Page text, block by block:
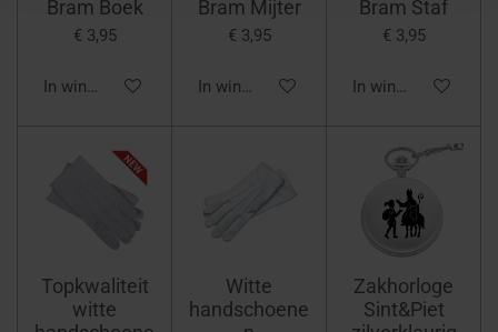
Bram Boek
€ 3,95
In winkelwagen
Bram Mijter
€ 3,95
In winkelwagen
Bram Staf
€ 3,95
In winkelwagen
Topkwaliteit
witte
Witte
handschoene
Zakhorloge
Sint&Piet